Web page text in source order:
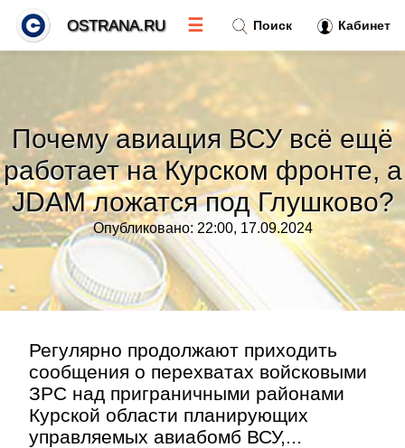
Почему авиация ВСУ всё ещё
работает на Курском фронте, а
JDAM ложатся под Глушково?
Опубликовано: 22:00, 17.09.2024
Регулярно продолжают приходить
сообщения о перехватах войсковыми
ЗРС над приграничными районами
Курской области планирующих
управляемых авиабомб ВСУ,...
Поиск Кабинет
OSTRANA.RU ☰
Тренды новостей »
Рубрики»
Правила
Контакт»